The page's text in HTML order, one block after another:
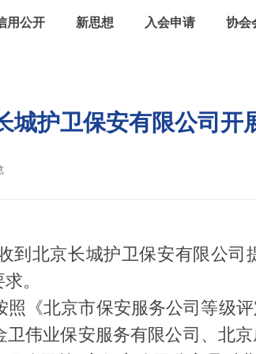
用公开 新思想 入会申请 协会
城护卫保安有限公司开
到北京长城护卫保安有限公
。
照《北京市保安服务公司等级
伟业保安服务有限公司、北